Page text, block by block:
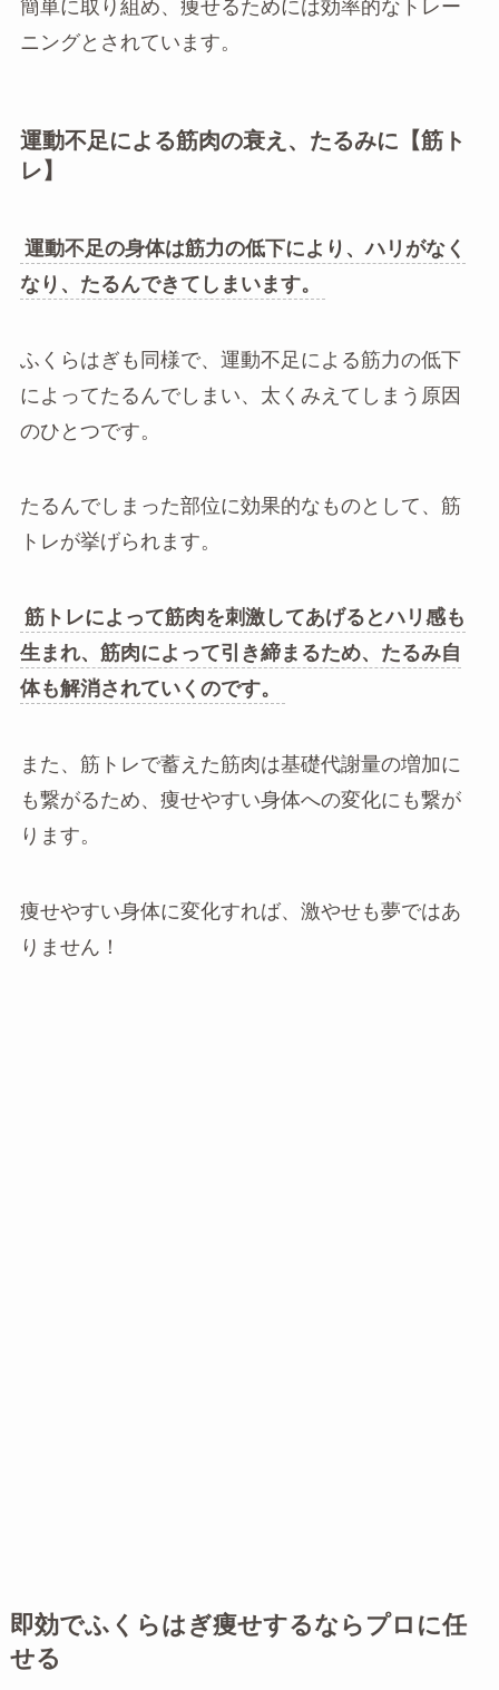
簡単に取り組め、痩せるためには効率的なトレー
ニングとされています。
運動不足による筋肉の衰え、たるみに【筋ト
レ】
運動不足の身体は筋力の低下により、ハリがなく
なり、たるんできてしまいます。
ふくらはぎも同様で、運動不足による筋力の低下
によってたるんでしまい、太くみえてしまう原因
のひとつです。
たるんでしまった部位に効果的なものとして、筋
トレが挙げられます。
筋トレによって筋肉を刺激してあげるとハリ感も
生まれ、筋肉によって引き締まるため、たるみ自
体も解消されていくのです。
また、筋トレで蓄えた筋肉は基礎代謝量の増加に
も繋がるため、痩せやすい身体への変化にも繋が
ります。
痩せやすい身体に変化すれば、激やせも夢ではあ
りません！
即効でふくらはぎ痩せするならプロに任
せる